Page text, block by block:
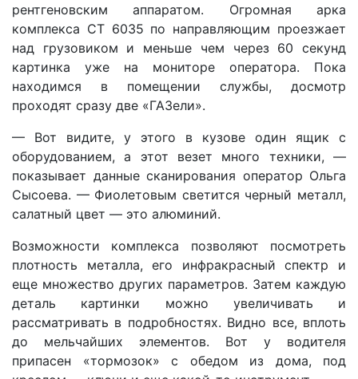
рентгеновским аппаратом. Огромная арка
комплекса СТ 6035 по направляющим проезжает
над грузовиком и меньше чем через 60 секунд
картинка уже на мониторе оператора. Пока
находимся в помещении службы, досмотр
проходят сразу две «ГАЗели».
— Вот видите, у этого в кузове один ящик с
оборудованием, а этот везет много техники, —
показывает данные сканирования оператор Ольга
Сысоева. — Фиолетовым светится черный металл,
салатный цвет — это алюминий.
Возможности комплекса позволяют посмотреть
плотность металла, его инфракрасный спектр и
еще множество других параметров. Затем каждую
деталь картинки можно увеличивать и
рассматривать в подробностях. Видно все, вплоть
до мельчайших элементов. Вот у водителя
припасен «тормозок» с обедом из дома, под